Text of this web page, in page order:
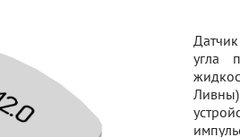
угла